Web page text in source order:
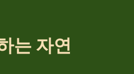
는 자연